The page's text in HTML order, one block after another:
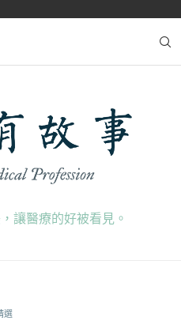
讓醫療的好被看見。
選